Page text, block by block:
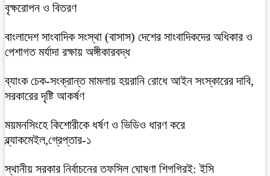
বৃক্ষরোপন ও বিতরণ
বাংলাদেশ সাংবাদিক সংস্থা (বাসাস) দেশের সাংবাদিকদের অধিকার ও
পেশাগত মর্যাদা রক্ষায় অঙ্গীকারবদ্ধ
ব্যাংক চেক-সংক্রান্ত মামলায় হয়রানি রোধে আইন সংস্কারের দাবি,
সরকারের দৃষ্টি আকর্ষণ
ময়মনসিংহে কিশোরীকে ধর্ষণ ও ভিডিও ধারণ করে
ব্ল্যাকমেইল,গ্রেপ্তার-১
স্থানীয় সরকার নির্বাচনের তফসিল ঘোষণা শিগগিরই: ইসি